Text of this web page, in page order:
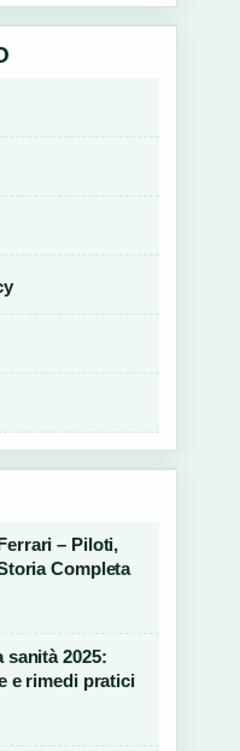
– Piloti,
Completa
sanità 2025:
e rimedi pratici